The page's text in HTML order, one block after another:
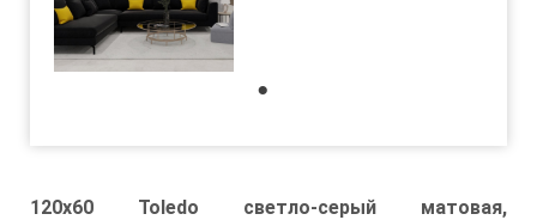
120x60 Toledo светло-серый матовая,